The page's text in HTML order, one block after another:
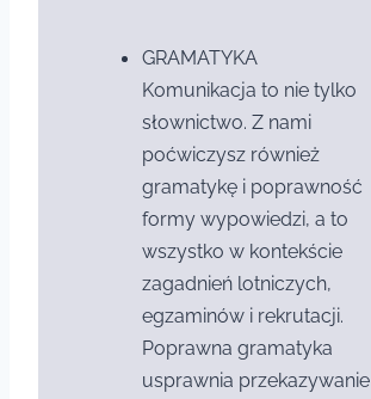
GRAMATYKA
Komunikacja to nie tylko
słownictwo. Z nami
poćwiczysz również
gramatykę i poprawność
formy wypowiedzi, a to
wszystko w kontekście
zagadnień lotniczych,
egzaminów i rekrutacji.
Poprawna gramatyka
usprawnia przekazywanie